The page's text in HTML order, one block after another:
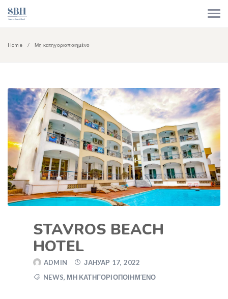
Home Μη κατηγοριοποιημένο
STAVROS BEACH
HOTEL
ADMIN
ЈАНУАР 17, 2022
NEWS, ΜΗ ΚΑΤΗΓΟΡΙΟΠΟΙΗΜΈΝΟ